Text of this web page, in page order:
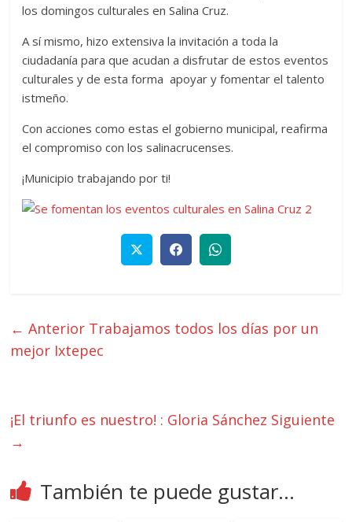
los domingos culturales en Salina Cruz.
A sí mismo, hizo extensiva la invitación a toda la
ciudadanía para que acudan a disfrutar de estos eventos
culturales y de esta forma apoyar y fomentar el talento
istmeño.
Con acciones como estas el gobierno municipal, reafirma
el compromiso con los salinacrucenses.
¡Municipio trabajando por ti!
← Anterior Trabajamos todos los días por un
mejor Ixtepec
¡El triunfo es nuestro! : Gloria Sánchez Siguiente
→
También te puede gustar...